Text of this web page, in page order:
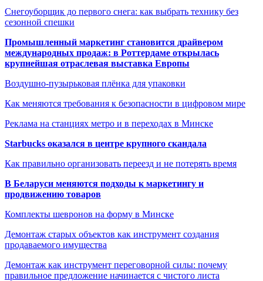
Снегоуборщик до первого снега: как выбрать технику без
сезонной спешки
Промышленный маркетинг становится драйвером
международных продаж: в Роттердаме открылась
крупнейшая отраслевая выставка Европы
Воздушно-пузырьковая плёнка для упаковки
Как меняются требования к безопасности в цифровом мире
Реклама на станциях метро и в переходах в Минске
Starbucks оказался в центре крупного скандала
Как правильно организовать переезд и не потерять время
В Беларуси меняются подходы к маркетингу и
продвижению товаров
Комплекты шевронов на форму в Минске
Демонтаж старых объектов как инструмент создания
продаваемого имущества
Демонтаж как инструмент переговорной силы: почему
правильное предложение начинается с чистого листа